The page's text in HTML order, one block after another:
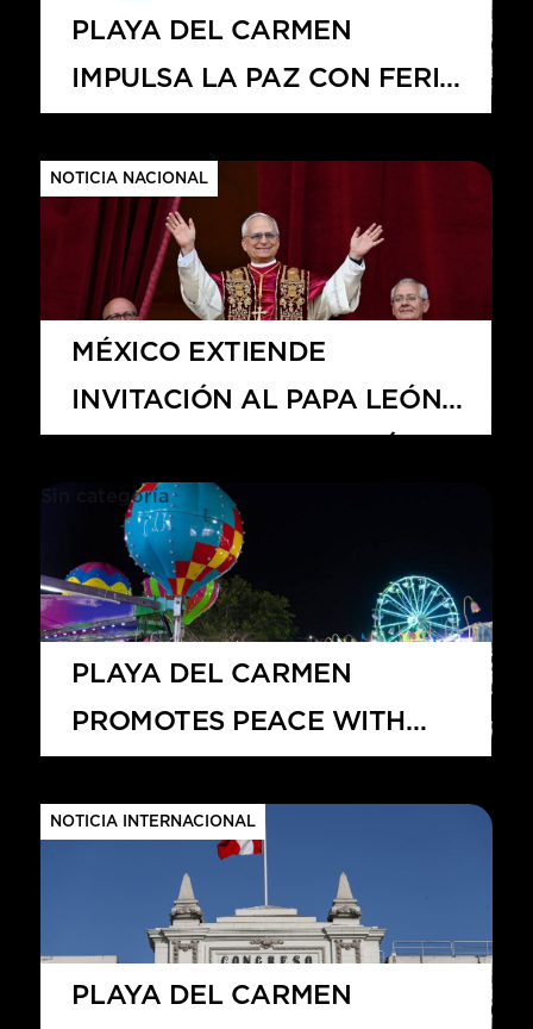
PLAYA DEL CARMEN
IMPULSA LA PAZ CON FERIA
2025
NOTICIA NACIONAL
MÉXICO EXTIENDE
INVITACIÓN AL PAPA LEÓN
ENTREGARÁ CARTA EN EL
VATICANO
Sin categoría
PLAYA DEL CARMEN
PROMOTES PEACE WITH
DISARMAMENT FAIR
NOTICIA INTERNACIONAL
PLAYA DEL CARMEN